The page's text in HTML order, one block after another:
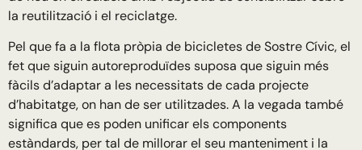
la reutilització i el reciclatge.
Pel que fa a la flota pròpia de bicicletes de Sostre Cívic, el
fet que siguin autoreproduïdes suposa que siguin més
fàcils d’adaptar a les necessitats de cada projecte
d’habitatge, on han de ser utilitzades. A la vegada també
significa que es poden unificar els components
estàndards, per tal de millorar el seu manteniment i la